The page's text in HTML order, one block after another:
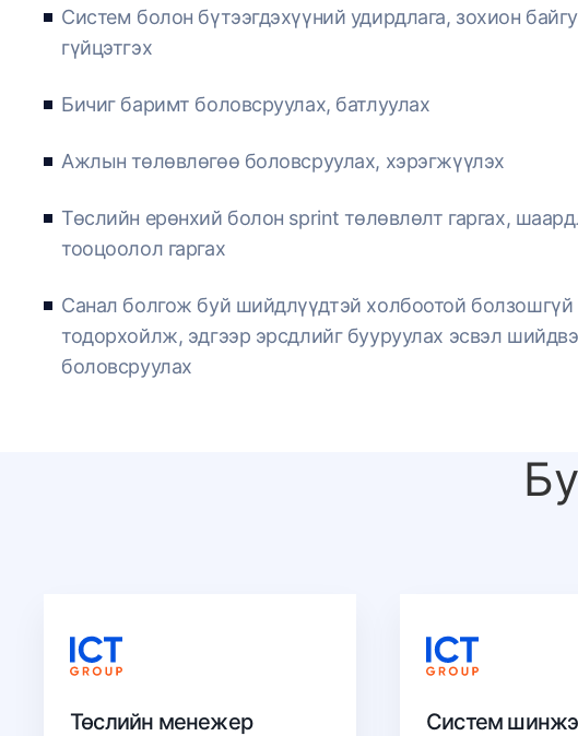
Систем болон бүтээгдэхүүний удирдлага, зохион
гүйцэтгэх
Бичиг баримт боловсруулах, батлуулах
Ажлын төлөвлөгөө боловсруулах, хэрэгжүүлэх
Төслийн ерөнхий болон sprint төлөвлөлт гаргах,
тооцоолол гаргах
Санал болгож буй шийдлүүдтэй холбоотой болзошгүй
тодорхойлж, эдгээр эрсдлийг бууруулах эсвэл
боловсруулах
Төслийн менежер Систем